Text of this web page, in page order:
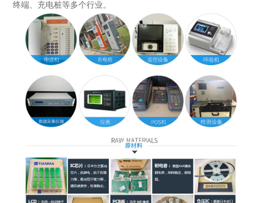
终端、充电桩等多个行业。